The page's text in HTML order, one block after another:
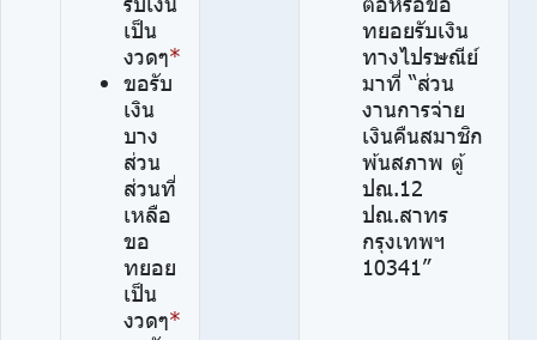
เป็น
งวดๆ*
ขอรับ
เงิน
บาง
ส่วน
ส่วนที่
เหลือ
ขอ
ทยอย
เป็น
งวดๆ*
ทยอยรับเงิน
ทางไปรษณีย์
มาที่ “ส่วน
งานการจ่าย
เงินคืนสมาชิก
พ้นสภาพ ตู้
ปณ.12
ปณ.สาทร
กรุงเทพฯ
10341”